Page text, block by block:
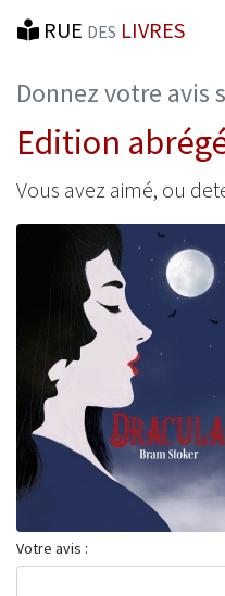
RUE DES LIVRES
Donnez votre avis
Edition
Vous avez aimé, ou
Votre avis :